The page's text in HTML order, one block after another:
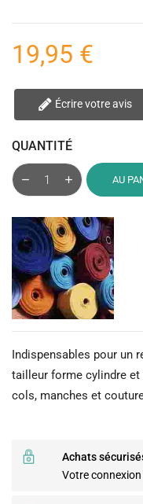
19,95 €
Écrire votre avis
QUANTITÉ
AU
Indispensables pour un
tailleur forme cylindre
cols, manches et
Achats
Votre